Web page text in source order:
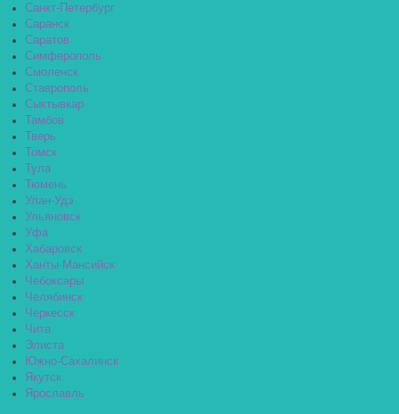
Санкт-Петербург
Саранск
Саратов
Симферополь
Смоленск
Ставрополь
Сыктывкар
Тамбов
Тверь
Томск
Тула
Тюмень
Улан-Удэ
Ульяновск
Уфа
Хабаровск
Ханты-Мансийск
Чебоксары
Челябинск
Черкесск
Чита
Элиста
Южно-Сахалинск
Якутск
Ярославль